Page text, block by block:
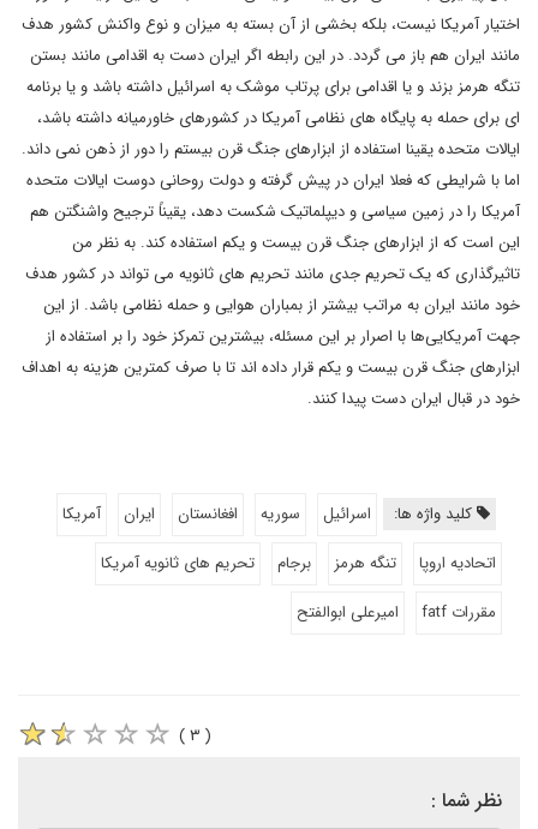
اختیار آمریکا نیست، بلکه بخشی از آن بسته به میزان و نوع واکنش کشور هدف
مانند ایران هم باز می گردد. در این رابطه اگر ایران دست به اقدامی مانند بستن
تنگه هرمز بزند و یا اقدامی برای پرتاب موشک به اسرائیل داشته باشد و یا برنامه
ای برای حمله به پایگاه های نظامی آمریکا در کشورهای خاورمیانه داشته باشد،
ایالات متحده یقینا استفاده از ابزارهای جنگ قرن بیستم را دور از ذهن نمی داند.
اما با شرایطی که فعلا ایران در پیش گرفته و دولت روحانی دوست ایالات متحده
آمریکا را در زمین سیاسی و دیپلماتیک شکست دهد، یقیناً ترجیح واشنگتن هم
این است که از ابزارهای جنگ قرن بیست و یکم استفاده کند. به نظر من
تاثیرگذاری که یک تحریم جدی مانند تحریم های ثانویه می تواند در کشور هدف
خود مانند ایران به مراتب بیشتر از بمباران هوایی و حمله نظامی باشد. از این
جهت آمریکایی‌ها با اصرار بر این مسئله، بیشترین تمرکز خود را بر استفاده از
ابزارهای جنگ قرن بیست و یکم قرار داده اند تا با صرف کمترین هزینه به اهداف
خود در قبال ایران دست پیدا کنند.
کلید واژه ها: اسرائیل سوریه افغانستان ایران
آمریکا
اتحادیه اروپا
تنگه هرمز برجام
تحریم های ثانویه آمریکا
مقررات fatf
امیرعلی ابوالفتح
( ۳ )
نظر شما :